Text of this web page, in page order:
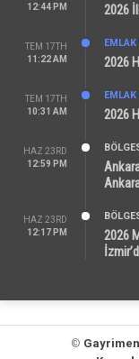
12:44 PM
2026
TEM 17TH
11:22 AM
EMLAK
2026
TEM 17TH
10:31 AM
EMLAK
2026
HAZ 23RD
12:59 PM
HAZ 23RD
12:17 PM
2026
©